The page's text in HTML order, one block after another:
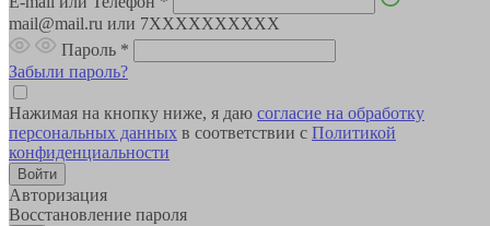
mail@mail.ru или 7XXXXXXXXXX
Пароль *
Забыли пароль?
Нажимая на кнопку ниже, я даю согласие на обработку
персональных данных в соответствии с Политикой
конфиденциальности
Авторизация
Восстановление пароля